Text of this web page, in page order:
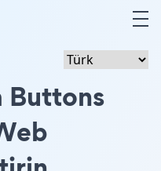
Buttons